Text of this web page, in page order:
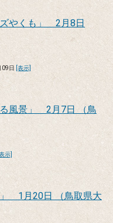
ズやくも」 2月8日
09日 [表示]
る風景」 2月7日 （鳥
示]
」 1月20日 （鳥取県大